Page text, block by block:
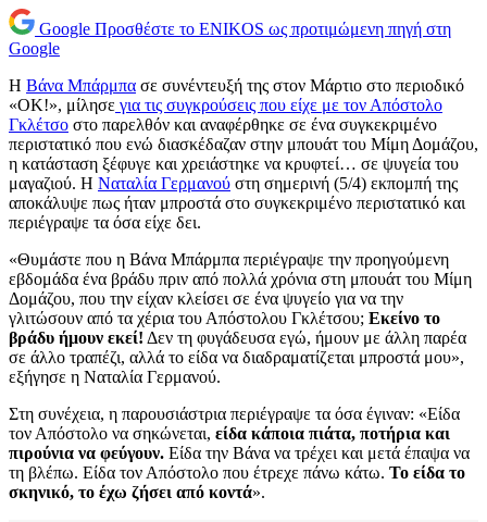
Google Προσθέστε το ENIKOS ως προτιμώμενη πηγή στη
Google
Η Βάνα Μπάρμπα σε συνέντευξή της στον Μάρτιο στο περιοδικό
«ΟΚ!», μίλησε για τις συγκρούσεις που είχε με τον Απόστολο
Γκλέτσο στο παρελθόν και αναφέρθηκε σε ένα συγκεκριμένο
περιστατικό που ενώ διασκέδαζαν στην μπουάτ του Μίμη Δομάζου,
η κατάσταση ξέφυγε και χρειάστηκε να κρυφτεί… σε ψυγεία του
μαγαζιού. Η Ναταλία Γερμανού στη σημερινή (5/4) εκπομπή της
αποκάλυψε πως ήταν μπροστά στο συγκεκριμένο περιστατικό και
περιέγραψε τα όσα είχε δει.
«Θυμάστε που η Βάνα Μπάρμπα περιέγραψε την προηγούμενη
εβδομάδα ένα βράδυ πριν από πολλά χρόνια στη μπουάτ του Μίμη
Δομάζου, που την είχαν κλείσει σε ένα ψυγείο για να την
γλιτώσουν από τα χέρια του Απόστολου Γκλέτσου; Εκείνο το
βράδυ ήμουν εκεί! Δεν τη φυγάδευσα εγώ, ήμουν με άλλη παρέα
σε άλλο τραπέζι, αλλά το είδα να διαδραματίζεται μπροστά μου»,
εξήγησε η Ναταλία Γερμανού.
Στη συνέχεια, η παρουσιάστρια περιέγραψε τα όσα έγιναν: «Είδα
τον Απόστολο να σηκώνεται, είδα κάποια πιάτα, ποτήρια και
πιρούνια να φεύγουν. Είδα την Βάνα να τρέχει και μετά έπαψα να
τη βλέπω. Είδα τον Απόστολο που έτρεχε πάνω κάτω. Το είδα το
σκηνικό, το έχω ζήσει από κοντά».